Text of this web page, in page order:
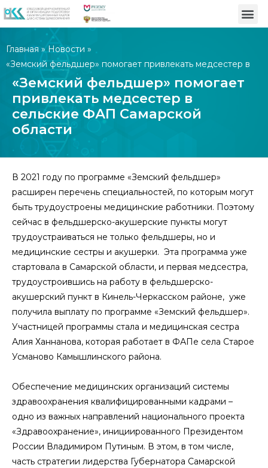
Главная »Новости »
«Земский фельдшер» помогает привлекать медсестер в
сельские ФАП Самарской области
«Земский фельдшер» помогает
привлекать медсестер в
сельские ФАП Самарской
области
В 2021 году по программе «Земский фельдшер»
расширен перечень специальностей, по которым могут
быть трудоустроены медицинские работники. Поэтому
сейчас в фельдшерско-акушерские пункты могут
трудоустраиваться не только фельдшеры, но и
медицинские сестры и акушерки. Эта программа уже
стартовала в Самарской области, и первая медсестра,
трудоустроившись на работу в фельдшерско-
акушерский пункт в Кинель-Черкасском районе, уже
получила выплату по программе «Земский фельдшер».
Участницей программы стала и медицинская сестра
Алия Ханнанова, которая работает в ФАПе села Старое
Усманово Камышлинского района.
Обеспечение медицинских организаций системы
здравоохранения квалифицированными кадрами –
одно из важных направлений национального проекта
«Здравоохранение», инициированного Президентом
России Владимиром Путиным. В этом, в том числе,
часть стратегии лидерства Губернатора Самарской